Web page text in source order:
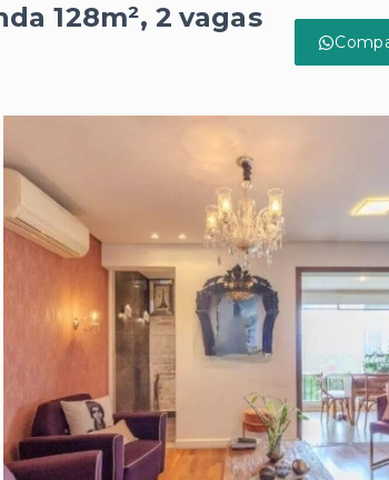
128m², 2 vagas